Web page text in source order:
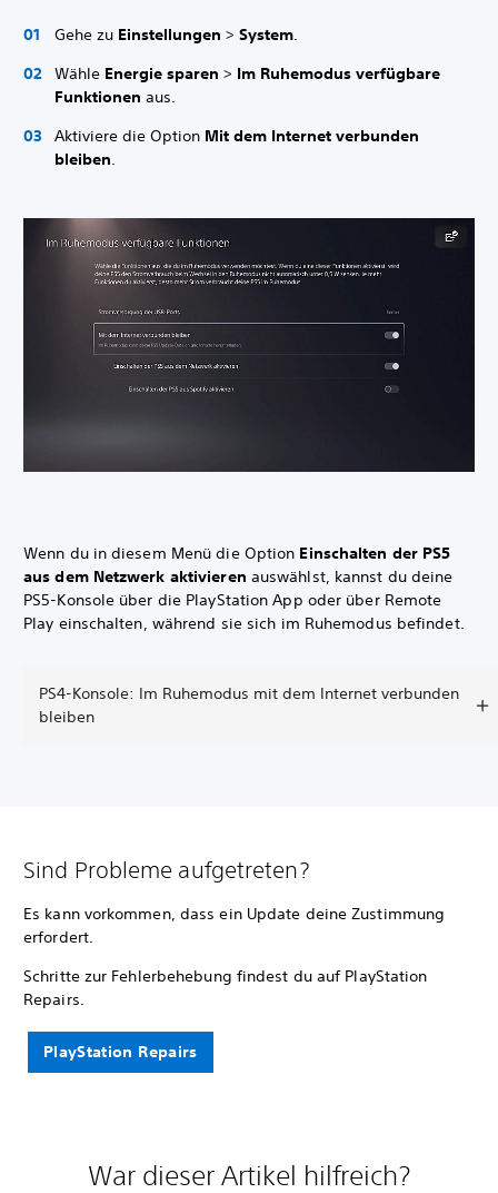
Gehe zu Einstellungen > System.
Wähle Energie sparen > Im Ruhemodus verfügbare
Funktionen aus.
Aktiviere die Option Mit dem Internet verbunden
bleiben.
Wenn du in diesem Menü die Option Einschalten der PS5
aus dem Netzwerk aktivieren auswählst, kannst du deine
PS5-Konsole über die PlayStation App oder über Remote
Play einschalten, während sie sich im Ruhemodus befindet.
PS4-Konsole: Im Ruhemodus mit dem Internet verbunden
bleiben
Sind Probleme aufgetreten?
Es kann vorkommen, dass ein Update deine Zustimmung
erfordert.
Schritte zur Fehlerbehebung findest du auf PlayStation
Repairs.
PlayStation Repairs
War dieser Artikel hilfreich?